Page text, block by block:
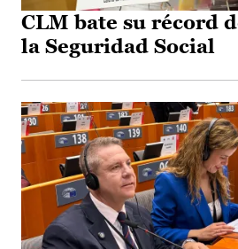
CLM bate su récord
la Seguridad Social